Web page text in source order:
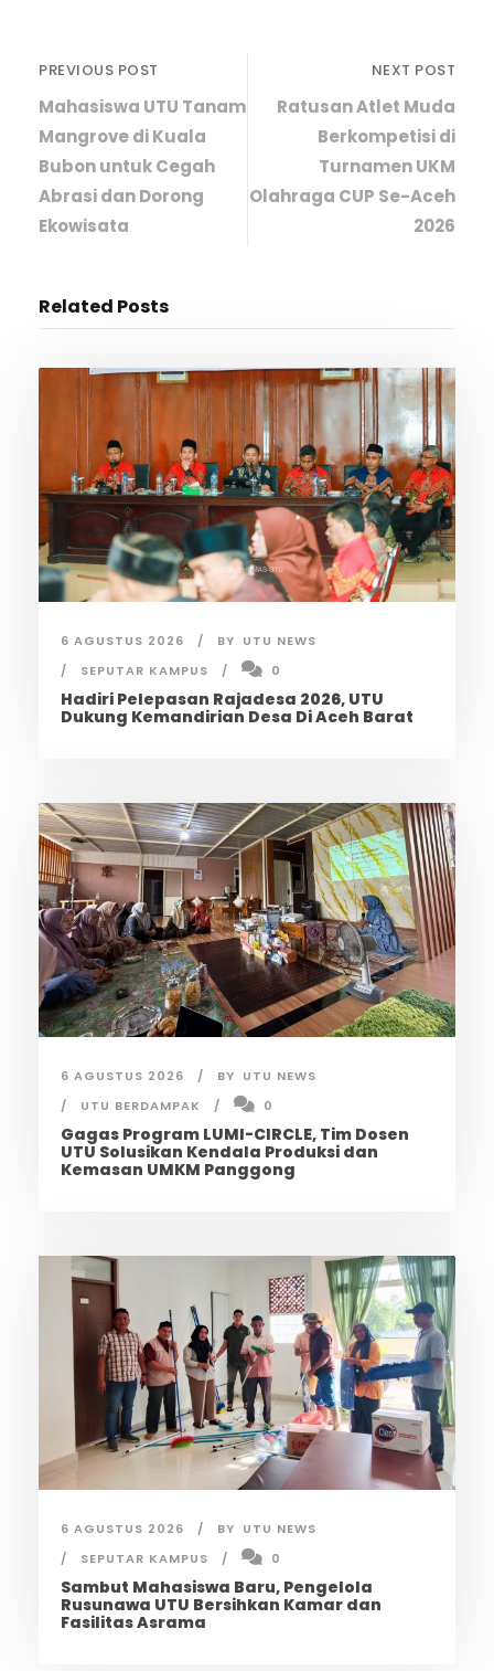
PREVIOUS POST
Mahasiswa UTU Tanam
Mangrove di Kuala
Bubon untuk Cegah
Abrasi dan Dorong
Ekowisata
NEXT POST
Ratusan Atlet Muda
Berkompetisi di
Turnamen UKM
Olahraga CUP Se-Aceh
2026
Related Posts
6 AGUSTUS 2026 BY UTU NEWS
SEPUTAR KAMPUS
0
Hadiri Pelepasan Rajadesa 2026, UTU
Dukung Kemandirian Desa Di Aceh Barat
6 AGUSTUS 2026 BY UTU NEWS
UTU BERDAMPAK
0
Gagas Program LUMI-CIRCLE, Tim Dosen
UTU Solusikan Kendala Produksi dan
Kemasan UMKM Panggong
6 AGUSTUS 2026 BY UTU NEWS
SEPUTAR KAMPUS
0
Sambut Mahasiswa Baru, Pengelola
Rusunawa UTU Bersihkan Kamar dan
Fasilitas Asrama